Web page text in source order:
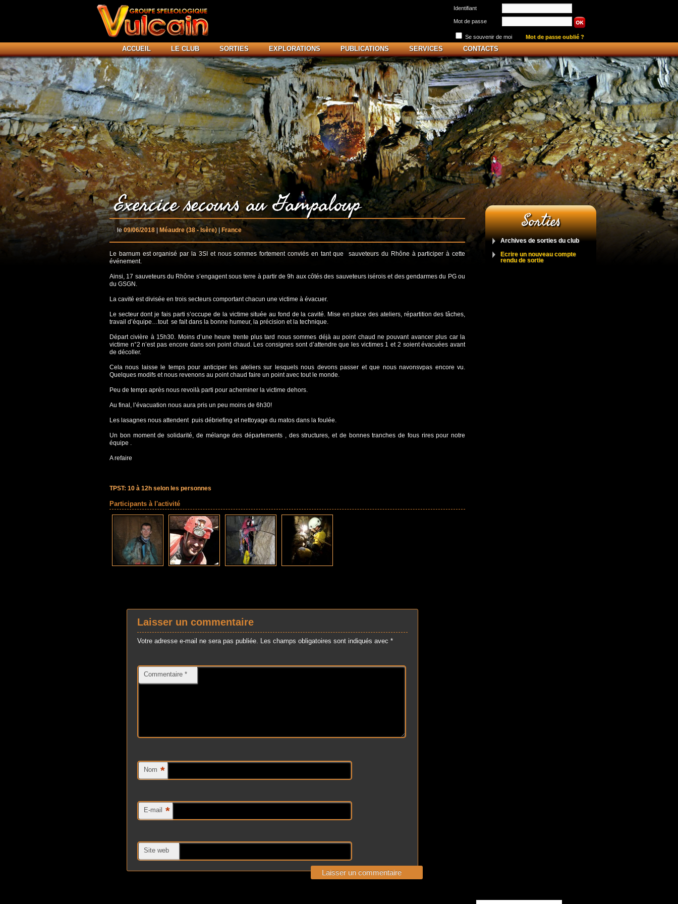
Identifiant
Mot de passe
Se souvenir de moi Mot de passe oublié ?
ACCUEIL LE CLUB SORTIES EXPLORATIONS PUBLICATIONS SERVICES CONTACTS
Sorties
Archives de sorties du club
Ecrire un nouveau compte
rendu de sortie
Exercice secours au Gampaloup
le 09/06/2018 Méaudre (38 - Isère) France
Le barnum est organisé par la 3SI et nous sommes fortement conviés en tant que sauveteurs du Rhône à participer à cette
événement.
Ainsi, 17 sauveteurs du Rhône s’engagent sous terre à partir de 9h aux côtés des sauveteurs isérois et des gendarmes du PG ou
du GSGN.
La cavité est divisée en trois secteurs comportant chacun une victime à évacuer.
Le secteur dont je fais parti s’occupe de la victime située au fond de la cavité. Mise en place des ateliers, répartition des tâches,
travail d’équipe…tout se fait dans la bonne humeur, la précision et la technique.
Départ civière à 15h30. Moins d’une heure trente plus tard nous sommes déjà au point chaud ne pouvant avancer plus car la
victime n°2 n’est pas encore dans son point chaud. Les consignes sont d’attendre que les victimes 1 et 2 soient évacuées avant
de décoller.
Cela nous laisse le temps pour anticiper les ateliers sur lesquels nous devons passer et que nous navonsvpas encore vu.
Quelques modifs et nous revenons au point chaud faire un point avec tout le monde.
Peu de temps après nous revoilà parti pour acheminer la victime dehors.
Au final, l’évacuation nous aura pris un peu moins de 6h30!
Les lasagnes nous attendent puis débriefing et nettoyage du matos dans la foulée.
Un bon moment de solidarité, de mélange des départements , des structures, et de bonnes tranches de fous rires pour notre
équipe .
A refaire
TPST: 10 à 12h selon les personnes
Participants à l'activité
Laisser un commentaire
Votre adresse e-mail ne sera pas publiée. Les champs obligatoires sont indiqués avec *
Commentaire *
Nom *
E-mail *
Site web